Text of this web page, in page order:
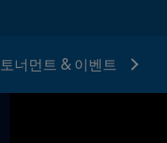
토너먼트 & 이벤트